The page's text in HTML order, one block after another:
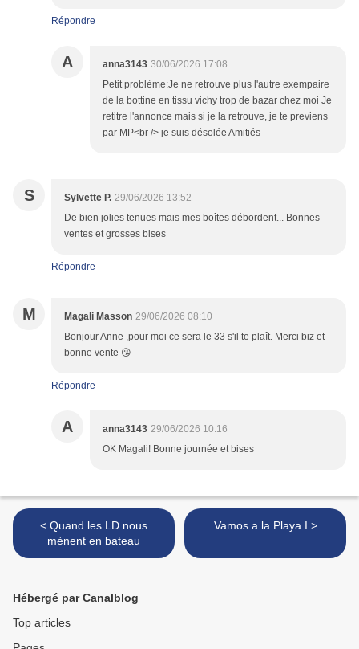
Répondre
A anna3143 30/06/2026 17:08
Petit problème:Je ne retrouve plus l'autre exempaire
de la bottine en tissu vichy trop de bazar chez moi Je
retitre l'annonce mais si je la retrouve, je te previens
par MP<br /> je suis désolée Amitiés
S Sylvette P. 29/06/2026 13:52
De bien jolies tenues mais mes boîtes débordent... Bonnes
ventes et grosses bises
Répondre
M Magali Masson 29/06/2026 08:10
Bonjour Anne ,pour moi ce sera le 33 s'il te plaît. Merci biz et
bonne vente 😘
Répondre
A anna3143 29/06/2026 10:16
OK Magali! Bonne journée et bises
< Quand les LD nous
mènent en bateau
Vamos a la Playa I >
Hébergé par Canalblog
Top articles